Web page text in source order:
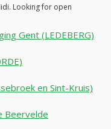
Looking for open
Gent (LEDEBERG)
en Sint-Kruis)
Beervelde